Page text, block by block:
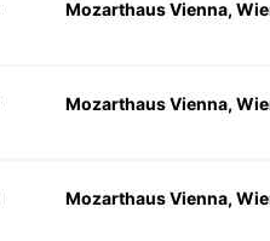
Mozarthaus Vienna,
Mozarthaus Vienna,
Mozarthaus Vienna,